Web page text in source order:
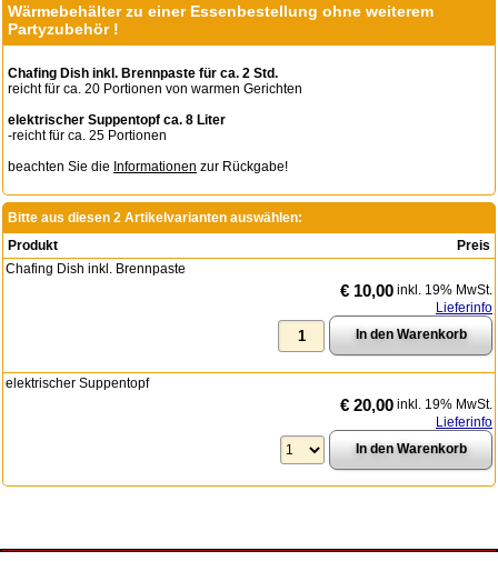
Wärmebehälter zu einer Essenbestellung ohne weiterem
Partyzubehör !
Chafing Dish inkl. Brennpaste für ca. 2 Std.
reicht für ca. 20 Portionen von warmen Gerichten
elektrischer Suppentopf ca. 8 Liter
-reicht für ca. 25 Portionen
beachten Sie die Informationen zur Rückgabe!
Bitte aus diesen 2 Artikelvarianten auswählen:
Produkt
Preis
Chafing Dish inkl. Brennpaste
€ 10,00 inkl. 19% MwSt.
Lieferinfo
elektrischer Suppentopf
€ 20,00 inkl. 19% MwSt.
Lieferinfo